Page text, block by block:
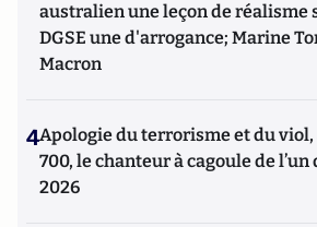
australien une leçon de réalisme
DGSE une d'arrogance; Marine
Macron
4Apologie du terrorisme et du
700, le chanteur à cagoule de l’un
2026